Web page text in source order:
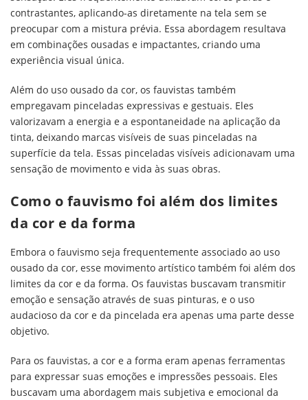
contrastantes, aplicando-as diretamente na tela sem se
preocupar com a mistura prévia. Essa abordagem resultava
em combinações ousadas e impactantes, criando uma
experiência visual única.
Além do uso ousado da cor, os fauvistas também
empregavam pinceladas expressivas e gestuais. Eles
valorizavam a energia e a espontaneidade na aplicação da
tinta, deixando marcas visíveis de suas pinceladas na
superfície da tela. Essas pinceladas visíveis adicionavam uma
sensação de movimento e vida às suas obras.
Como o fauvismo foi além dos limites
da cor e da forma
Embora o fauvismo seja frequentemente associado ao uso
ousado da cor, esse movimento artístico também foi além dos
limites da cor e da forma. Os fauvistas buscavam transmitir
emoção e sensação através de suas pinturas, e o uso
audacioso da cor e da pincelada era apenas uma parte desse
objetivo.
Para os fauvistas, a cor e a forma eram apenas ferramentas
para expressar suas emoções e impressões pessoais. Eles
buscavam uma abordagem mais subjetiva e emocional da